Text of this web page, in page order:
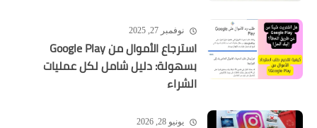
نوفمبر 27, 2025
استرجاع الأموال من Google Play
بسهولة: دليل شامل لكل عمليات
الشراء
يونيو 28, 2026